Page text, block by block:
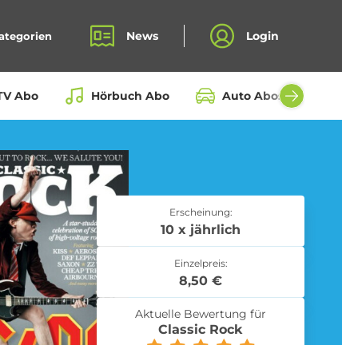
News Login
Abo Hörbuch Abo Auto Abos aller
Fahrrad Abo
Erscheinung:
10 x jährlich
Einzelpreis:
8,50 €
Aktuelle Bewertung für
Classic Rock